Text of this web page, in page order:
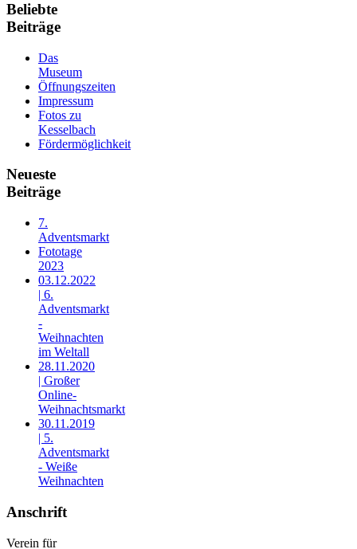
Beliebte
Beiträge
Das
Museum
Öffnungszeiten
Impressum
Fotos zu
Kesselbach
Fördermöglichkeit
Neueste
Beiträge
7.
Adventsmarkt
Fototage
2023
03.12.2022
| 6.
Adventsmarkt
-
Weihnachten
im Weltall
28.11.2020
| Großer
Online-
Weihnachtsmarkt
30.11.2019
| 5.
Adventsmarkt
- Weiße
Weihnachten
Anschrift
Verein für